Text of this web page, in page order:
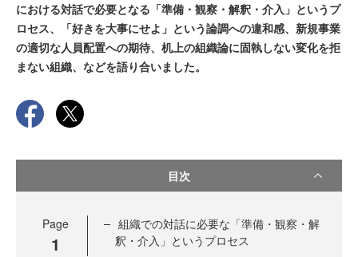
における対話で必要となる「準備・観察・解釈・介入」というプ
ロセス、「好きを大事にせよ」という論調への違和感、新規事業
の適切な人員配置への期待、机上の組織論に固執しない変化を拒
まない組織、などを語り合いました。
目次
Page
1
組織での対話に必要な「準備・観察・解
釈・介入」というプロセス